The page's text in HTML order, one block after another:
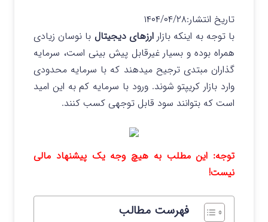
تاریخ انتشار:۱۴۰۴/۰۴/۲۸
با توجه به اینکه بازارارزهای دیجیتال با نوسان زیادی
همراه بوده و بسیار غیرقابل پیش بینی است، سرمایه
گذاران مبتدی ترجیح میدهند که با سرمایه محدودی
وارد بازار کریپتو شوند. ورود با سرمایه کم به این امید
است که بتوانند سود قابل توجهی کسب کنند.
توجه: این مطلب به هیچ وجه یک پیشنهاد مالی
نیست!
فهرست مطالب